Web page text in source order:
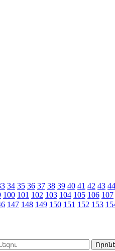
34 35 36 37 38 39 40 41 42 43 44
100 101 102 103 104 105 106 107
147 148 149 150 151 152 153